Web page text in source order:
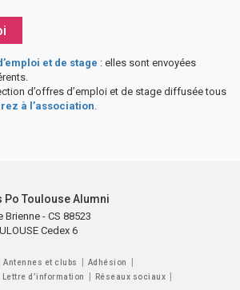
et de stage : elles sont envoyées
d’offres d’emploi et de stage diffusée tous
à l’association
Po Toulouse Alumni
Brienne - CS 88523
Cedex 6
Antennes et clubs
Adhésion
Lettre d’information
Réseaux sociaux